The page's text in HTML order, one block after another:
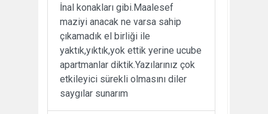
İnal konakları gibi.Maalesef
maziyi anacak ne varsa sahip
çıkamadık el birliği ile
yaktık,yıktık,yok ettik yerine ucube
apartmanlar diktik.Yazılarınız çok
etkileyici sürekli olmasını diler
saygılar sunarım